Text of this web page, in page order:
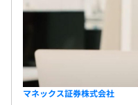
マネックス証券株式会社